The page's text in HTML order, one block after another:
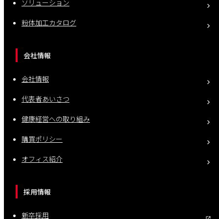
ソリューション
粉体加工カタログ
会社情報
会社情報
代表者あいさつ
健康経営への取り組み
購買ポリシー
オフィス紹介
採用情報
新卒採用